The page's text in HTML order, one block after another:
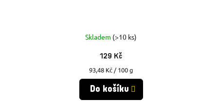
Skladem (>10 ks)
129 Kč
Měrná
cena:
93,48 Kč / 100 g
Do košíku